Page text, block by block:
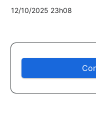
12/10/2025 23h08